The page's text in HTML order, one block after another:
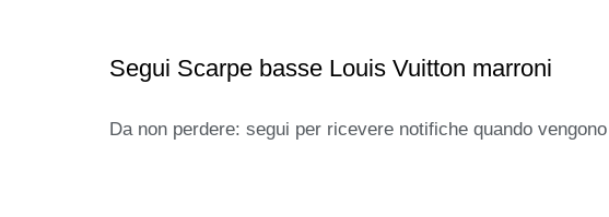
Segui Scarpe basse Louis Vuitton marroni
Da non perdere: segui per ricevere notifiche quando